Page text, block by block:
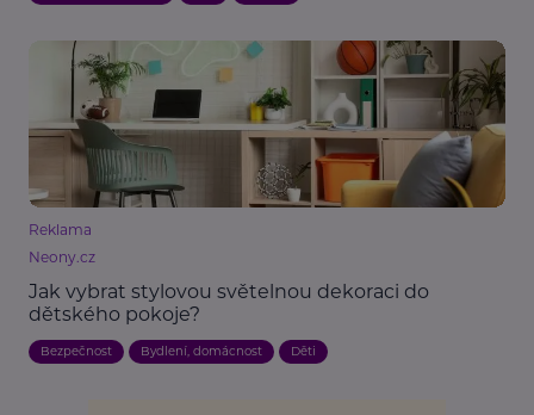
Reklama
Neony.cz
Jak vybrat stylovou světelnou dekoraci do
dětského pokoje?
Bezpečnost Bydlení, domácnost Děti